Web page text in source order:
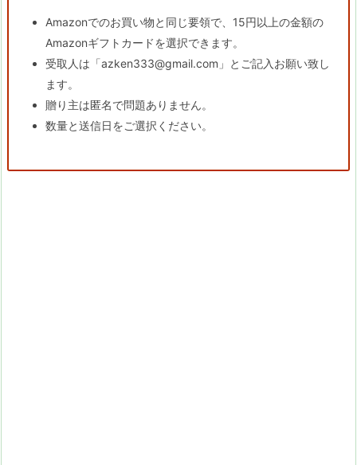
Amazonでのお買い物と同じ要領で、15円以上の金額の
Amazonギフトカードを選択できます。
受取人は「azken333@gmail.com」とご記入お願い致し
ます。
贈り主は匿名で問題ありません。
数量と送信日をご選択ください。